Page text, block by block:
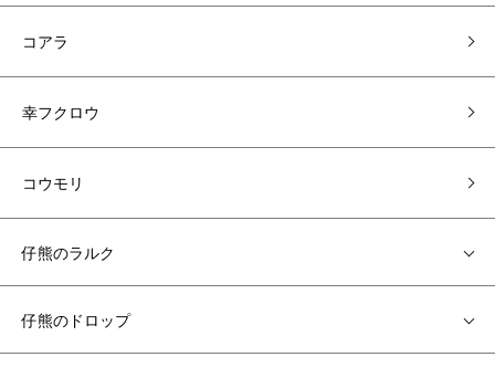
コアラ
幸フクロウ
コウモリ
仔熊のラルク
仔熊のドロップ